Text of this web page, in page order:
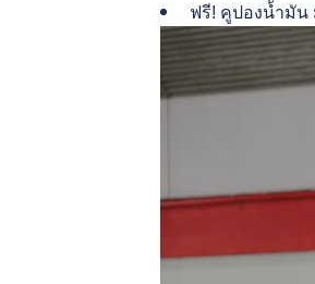
ฟรี! คูปองน้ำมัน